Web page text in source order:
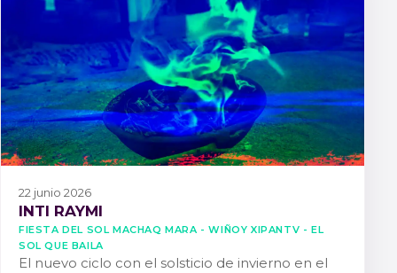
22 junio 2026
INTI RAYMI
FIESTA DEL SOL MACHAQ MARA - WIÑOY XIPANTV - EL
SOL QUE BAILA
El nuevo ciclo con el solsticio de invierno en el